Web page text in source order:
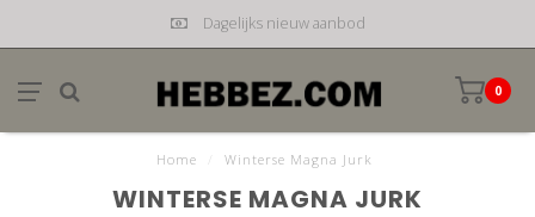
Dagelijks nieuw aanbod
0
Home Winterse Magna Jurk
WINTERSE MAGNA JURK